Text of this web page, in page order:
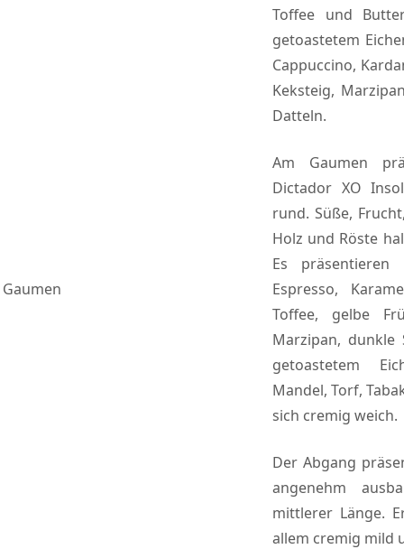
Toffee und
getoastetem
Cappuccino,
Keksteig,
Datteln.
Gaumen
Am Gaumen
Dictador XO
rund. Süße,
Holz und Röste
Es
Espresso,
Toffee, gelbe
Marzipan, dunkle
getoastetem
Mandel, Torf,
sich cremig weich.
Der Abgang
angenehm
mittlerer Länge.
allem cremig mild